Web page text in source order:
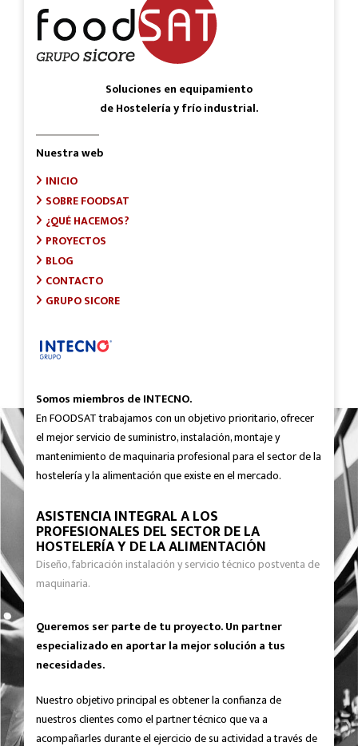
Soluciones en equipamiento
de Hostelería y frío industrial.
Nuestra web
INICIO
SOBRE FOODSAT
¿QUÉ HACEMOS?
PROYECTOS
BLOG
CONTACTO
GRUPO SICORE
Somos miembros de INTECNO.
En FOODSAT trabajamos con un objetivo prioritario, ofrecer
el mejor servicio de suministro, instalación, montaje y
mantenimiento de maquinaria profesional para el sector de la
hostelería y la alimentación que existe en el mercado.
ASISTENCIA INTEGRAL A LOS
PROFESIONALES DEL SECTOR DE LA
HOSTELERÍA Y DE LA ALIMENTACIÓN
Diseño, fabricación instalación y servicio técnico postventa de
maquinaria.
Queremos ser parte de tu proyecto. Un partner
especializado en aportar la mejor solución a tus
necesidades.
Nuestro objetivo principal es obtener la confianza de
nuestros clientes como el partner técnico que va a
acompañarles durante el ejercicio de su actividad a través de